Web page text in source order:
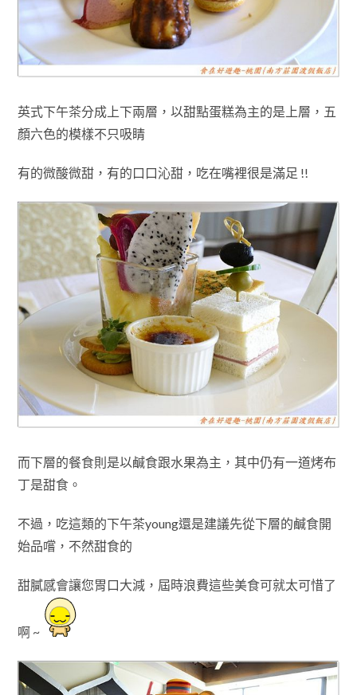
英式下午茶分成上下兩層，以甜點蛋糕為主的是上層， 五
顏六色的模樣不只吸睛
有的微酸微甜，有的口口沁甜，吃在嘴裡很是滿足 !!
而下層的餐食則是以鹹食跟水果為主 ，其中仍有一道烤布
丁是甜食。
不過，吃這類的下午茶young還是建議先從下層的鹹食開
始品嚐，不然甜食的
甜膩感會讓您胃口大減，屆時浪費這些美食可就太可惜了
啊 ~